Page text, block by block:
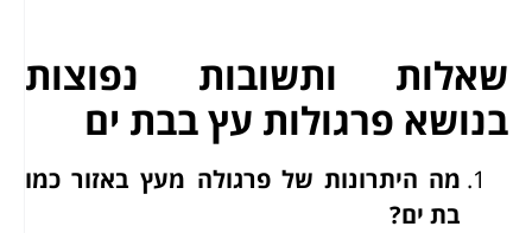
שאלות ותשובות נפוצות
בנושא פרגולות עץ בבת ים
מה היתרונות של פרגולה מעץ באזור כמו
בת ים?